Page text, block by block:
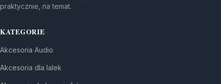
praktycznie, na temat.
KATEGORIE
Akcesoria Audio
Akcesoria dla lalek